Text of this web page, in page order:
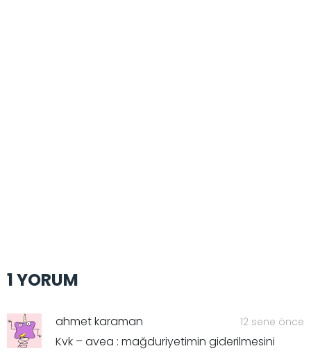
1 YORUM
ahmet karaman 12 sene önce
Kvk – avea : mağduriyetimin giderilmesini